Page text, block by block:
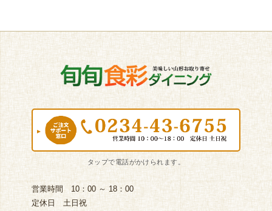
営業時間 10：00 ～ 18：00
定休日 土日祝